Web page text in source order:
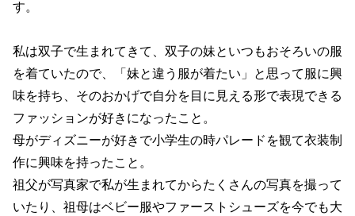
す。
私は双子で生まれてきて、双子の妹といつもおそろいの服
を着ていたので、「妹と違う服が着たい」と思って服に興
味を持ち、そのおかげで自分を目に見える形で表現できる
ファッションが好きになったこと。
母がディズニーが好きで小学生の時パレードを観て衣装制
作に興味を持ったこと。
祖父が写真家で私が生まれてからたくさんの写真を撮って
いたり、祖母はベビー服やファーストシューズを今でも大